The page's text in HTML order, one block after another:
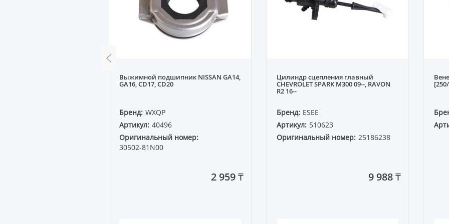
Выжимной подшипник NISSAN GA14,
GA16, CD17, CD20
Бренд: WXQP
Артикул: 40496
Оригинальный номер:
30502-81N00
2 959 ₸
Цилиндр сцепления главный
CHEVROLET SPARK M300 09--, RAVON
R2 16--
Бренд: ESEE
Артикул: 510623
Оригинальный номер: 25186238
9 988 ₸